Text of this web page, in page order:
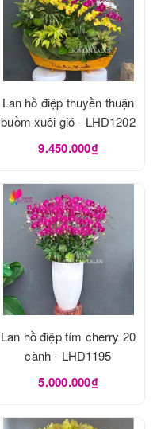
Lan hồ điệp thuyền thuận
buồm xuôi gió - LHD1202
9.450.000₫
Lan hồ điệp tím cherry 20
cành - LHD1195
5.000.000₫